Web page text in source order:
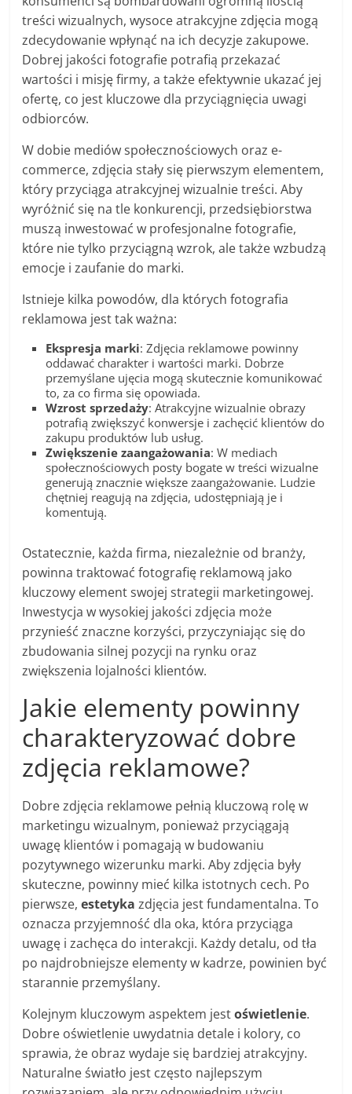
treści wizualnych, wysoce atrakcyjne zdjęcia mogą
zdecydowanie wpłynąć na ich decyzje zakupowe.
Dobrej jakości fotografie potrafią przekazać
wartości i misję firmy, a także efektywnie ukazać jej
ofertę, co jest kluczowe dla przyciągnięcia uwagi
odbiorców.
W dobie mediów społecznościowych oraz e-
commerce, zdjęcia stały się pierwszym elementem,
który przyciąga atrakcyjnej wizualnie treści. Aby
wyróżnić się na tle konkurencji, przedsiębiorstwa
muszą inwestować w profesjonalne fotografie,
które nie tylko przyciągną wzrok, ale także wzbudzą
emocje i zaufanie do marki.
Istnieje kilka powodów, dla których fotografia
reklamowa jest tak ważna:
Ekspresja marki: Zdjęcia reklamowe powinny
oddawać charakter i wartości marki. Dobrze
przemyślane ujęcia mogą skutecznie komunikować
to, za co firma się opowiada.
Wzrost sprzedaży: Atrakcyjne wizualnie obrazy
potrafią zwiększyć konwersje i zachęcić klientów do
zakupu produktów lub usług.
Zwiększenie zaangażowania: W mediach
społecznościowych posty bogate w treści wizualne
generują znacznie większe zaangażowanie. Ludzie
chętniej reagują na zdjęcia, udostępniają je i
komentują.
Ostatecznie, każda firma, niezależnie od branży,
powinna traktować fotografię reklamową jako
kluczowy element swojej strategii marketingowej.
Inwestycja w wysokiej jakości zdjęcia może
przynieść znaczne korzyści, przyczyniając się do
zbudowania silnej pozycji na rynku oraz
zwiększenia lojalności klientów.
Jakie elementy powinny
charakteryzować dobre
zdjęcia reklamowe?
Dobre zdjęcia reklamowe pełnią kluczową rolę w
marketingu wizualnym, ponieważ przyciągają
uwagę klientów i pomagają w budowaniu
pozytywnego wizerunku marki. Aby zdjęcia były
skuteczne, powinny mieć kilka istotnych cech. Po
pierwsze,estetyka zdjęcia jest fundamentalna. To
oznacza przyjemność dla oka, która przyciąga
uwagę i zachęca do interakcji. Każdy detalu, od tła
po najdrobniejsze elementy w kadrze, powinien być
starannie przemyślany.
Kolejnym kluczowym aspektem jestoświetlenie.
Dobre oświetlenie uwydatnia detale i kolory, co
sprawia, że obraz wydaje się bardziej atrakcyjny.
Naturalne światło jest często najlepszym